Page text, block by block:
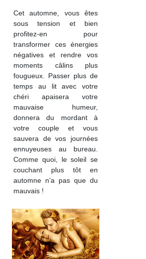
Cet automne, vous êtes
sous tension et bien
profitez-en pour
transformer ces énergies
négatives et rendre vos
moments câlins plus
fougueux. Passer plus de
temps au lit avec votre
chéri apaisera votre
mauvaise humeur,
donnera du mordant à
votre couple et vous
sauvera de vos journées
ennuyeuses au bureau.
Comme quoi, le soleil se
couchant plus tôt en
automne n’a pas que du
mauvais !